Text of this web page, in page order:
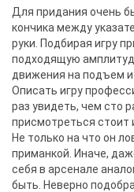
Для придания очень
кончика между
руки. Подбирая игру
подходящую
движения на подъем и
Описать игру
раз увидеть, чем сто
присмотреться стоит
Не только на что он
приманкой. Иначе,
себя в арсенале
быть. Неверно